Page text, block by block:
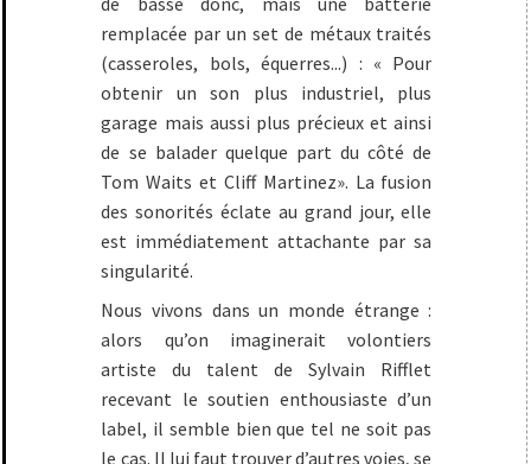
remplacée par un set de métaux traités
(casseroles, bols, équerres...) : « Pour
obtenir un son plus industriel, plus
garage mais aussi plus précieux et ainsi
de se balader quelque part du côté de
Tom Waits et Cliff Martinez». La fusion
des sonorités éclate au grand jour, elle
est immédiatement attachante par sa
singularité.
Nous vivons dans un monde étrange :
alors qu’on imaginerait volontiers
artiste du talent de Sylvain Rifflet
recevant le soutien enthousiaste d’un
label, il semble bien que tel ne soit pas
le cas. Il lui faut trouver d’autres voies, se